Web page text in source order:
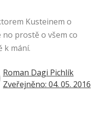
Kusteinem o
prostě o všem co
k mání.
Roman Dagi Pichlík
Zveřejněno: 04. 05. 2016